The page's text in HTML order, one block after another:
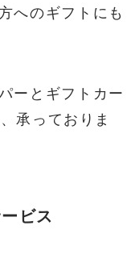
へのギフトにも
ーとギフトカー
承っておりま
ビス